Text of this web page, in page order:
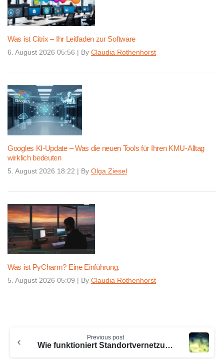
Was ist Citrix – Ihr Leitfaden zur Software
6. August 2026 05:56 | By Claudia Rothenhorst
Googles KI-Update – Was die neuen Tools für Ihren KMU-Alltag
wirklich bedeuten
5. August 2026 18:22 | By Olga Ziesel
Was ist PyCharm? Eine Einführung.
5. August 2026 05:09 | By Claudia Rothenhorst
Reading
Previous post
Wie funktioniert Standortvernetzung?